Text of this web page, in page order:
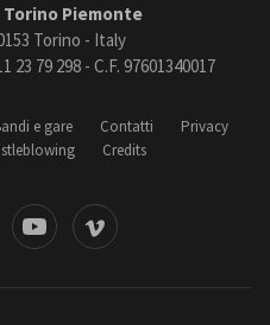
Torino Piemonte
Torino - Italy
23 79 298 - C.F. 97601340017
e gare Contatti
Privacy
Credits